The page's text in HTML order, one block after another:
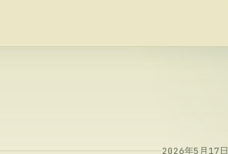
2026年5月17日